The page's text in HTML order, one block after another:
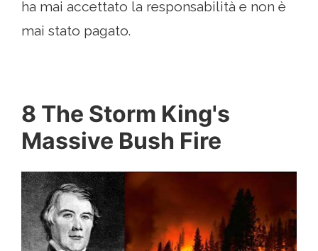
ha mai accettato la responsabilità e non è
mai stato pagato.
8 The Storm King's
Massive Bush Fire